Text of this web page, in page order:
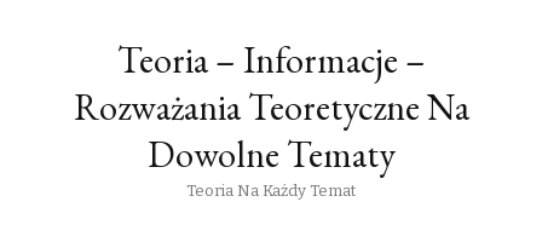
Teoria – Informacje –
Rozważania Teoretyczne Na
Dowolne Tematy
Teoria Na Każdy Temat